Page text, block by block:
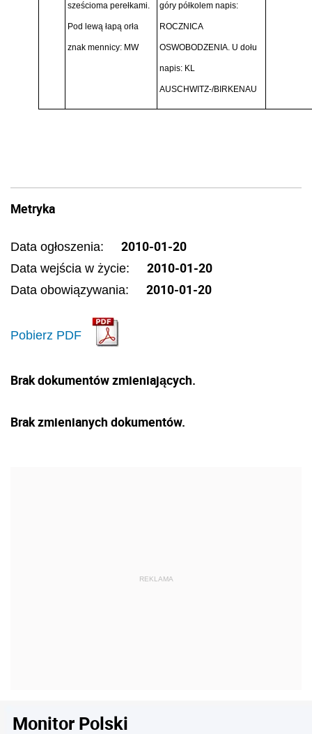
sześcioma perełkami.
Pod lewą łapą orła
znak mennicy: MW
góry półkolem napis:
ROCZNICA
OSWOBODZENIA. U dołu
napis: KL
AUSCHWITZ-/BIRKENAU
Metryka
Data ogłoszenia: 2010-01-20
Data wejścia w życie: 2010-01-20
Data obowiązywania: 2010-01-20
Pobierz PDF
Brak dokumentów zmieniających.
Brak zmienianych dokumentów.
Monitor Polski